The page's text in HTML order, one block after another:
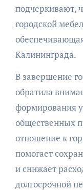
подчеркивают,
городской
Калининграда.
В завершение
обратила
формирования
общественных
отношение к
помогает
и снижает
долгосрочной